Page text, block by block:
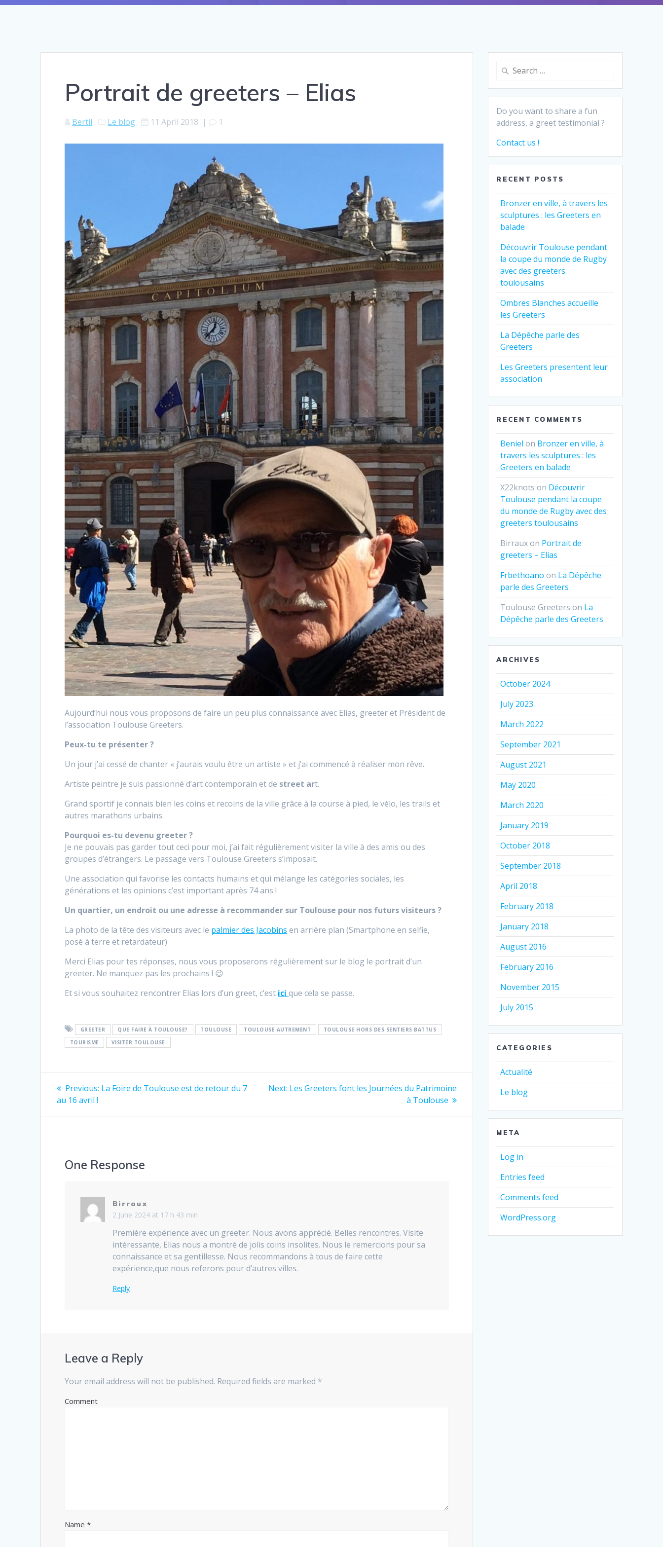
Portrait de greeters – Elias
Bertil Le blog 11 April 2018 | 1
Aujourd’hui nous vous proposons de faire un peu plus connaissance avec Elias, greeter et Président de
l’association Toulouse Greeters.
Peux-tu te présenter ?
Un jour j’ai cessé de chanter « j’aurais voulu être un artiste » et j’ai commencé à réaliser mon rêve.
Artiste peintre je suis passionné d’art contemporain et de street art.
Grand sportif je connais bien les coins et recoins de la ville grâce à la course à pied, le vélo, les trails et
autres marathons urbains.
Pourquoi es-tu devenu greeter ?
Je ne pouvais pas garder tout ceci pour moi, j’ai fait régulièrement visiter la ville à des amis ou des
groupes d’étrangers. Le passage vers Toulouse Greeters s’imposait.
Une association qui favorise les contacts humains et qui mélange les catégories sociales, les
générations et les opinions c’est important après 74 ans !
Un quartier, un endroit ou une adresse à recommander sur Toulouse pour nos futurs visiteurs ?
La photo de la tête des visiteurs avec le palmier des Jacobins en arrière plan (Smartphone en selfie,
posé à terre et retardateur)
Merci Elias pour tes réponses, nous vous proposerons régulièrement sur le blog le portrait d’un
greeter. Ne manquez pas les prochains ! 😉
Et si vous souhaitez rencontrer Elias lors d’un greet, c’est ici que cela se passe.
GREETER QUE FAIRE À TOULOUSE? TOULOUSE TOULOUSE AUTREMENT
TOULOUSE HORS DES SENTIERS BATTUS
TOURISME
VISITER TOULOUSE
Post
navigation
Previous: Previous
La Foire de Toulouse est de retour du 7
au 16 avril !
Next: Next
Les Greeters font les Journées du Patrimoine
à Toulouse
One Response
Birraux
2 June 2024 at 17 h 43 min
Première expérience avec un greeter. Nous avons apprécié. Belles rencontres. Visite
intéressante, Elias nous a montré de jolis coins insolites. Nous le remercions pour sa
connaissance et sa gentillesse. Nous recommandons à tous de faire cette
expérience,que nous referons pour d’autres villes.
Reply
Leave a Reply
Your email address will not be published. Required fields are marked *
Comment
Name*
Search
Do you want to share a fun
address, a greet testimonial ?
Contact us !
RECENT POSTS
Bronzer en ville, à travers les
sculptures : les Greeters en
balade
Découvrir Toulouse pendant
la coupe du monde de Rugby
avec des greeters
toulousains
Ombres Blanches accueille
les Greeters
La Dépêche parle des
Greeters
Les Greeters presentent leur
association
RECENT COMMENTS
Beniel on Bronzer en ville, à
travers les sculptures : les
Greeters en balade
X22knots on Découvrir
Toulouse pendant la coupe
du monde de Rugby avec des
greeters toulousains
Birrauxon Portrait de
greeters – Elias
Frbethoano on La Dépêche
parle des Greeters
Toulouse Greeters on La
Dépêche parle des Greeters
ARCHIVES
October 2024
July 2023
March 2022
September 2021
August 2021
May 2020
March 2020
January 2019
October 2018
September 2018
April 2018
February 2018
January 2018
August 2016
February 2016
November 2015
July 2015
CATEGORIES
Actualité
Le blog
META
Log in
Entries feed
Comments feed
WordPress.org